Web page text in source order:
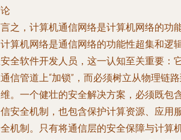
之， 计算机通信网络是计算机网络的功
算机网络是通信网络的功能性超集和逻
全软件开发人员，这一认知至关重要：
信管道上“加锁”，而必须树立从物理链
。一个健壮的安全解决方案，必须既包
安全机制，也包含保护计算资源、应用
机制。只有将通信层的安全保障与计算